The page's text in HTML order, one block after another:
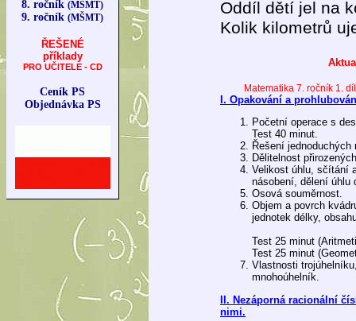
8. ročník (MŠMT)
9. ročník (MŠMT)
ŘEŠENÉ
příklady
PRO UČITELE - CD
Ceník PS
Objednávka PS
Oddíl dětí jel na
Kolik kilometrů
Matematika 7. ročník 1. díl
I. Opakování a
Početní operace s
Test 40 minut.
Řešení
Dělitelnost
Velikost úhlu, sčítání
násobení, dělení úhlu
Osová souměrnost.
Objem a povrch
jednotek délky,
Test 25 minut
Test 25 minut
Vlastnosti
mnohoúhelník.
II. Nezáporná racionální
nimi.